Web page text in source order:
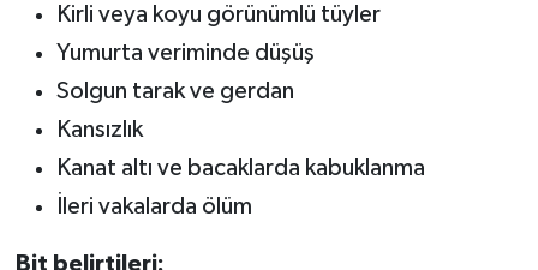
Kirli veya koyu görünümlü tüyler
Yumurta veriminde düşüş
Solgun tarak ve gerdan
Kansızlık
Kanat altı ve bacaklarda kabuklanma
İleri vakalarda ölüm
Bit belirtileri: